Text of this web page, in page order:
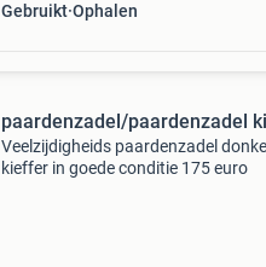
Gebruikt Ophalen
paardenzadel/paardenzadel
Veelzijdigheids paardenzadel
kieffer in goede conditie 175 euro